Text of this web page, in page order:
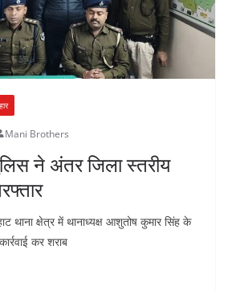
Mani Brothers
ने अंतर जिला स्तरीय
थाना क्षेत्र में थानाध्यक्ष आशुतोष कुमार सिंह के
कर शराब